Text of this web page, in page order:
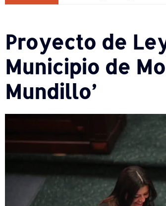
Proyecto de
Municipio de
Mundillo’